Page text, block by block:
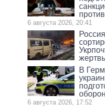
6 августа 2026, 20:41
В
6 августа 2026, 17:52